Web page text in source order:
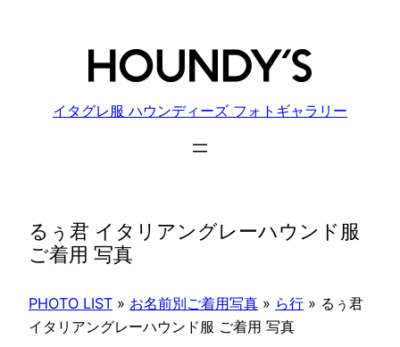
イタグレ服 ハウンディーズ フォトギャラリー
るぅ君 イタリアングレーハウンド服
ご着用 写真
PHOTO LIST » お名前別ご着用写真 » ら行 » るぅ君
イタリアングレーハウンド服 ご着用 写真